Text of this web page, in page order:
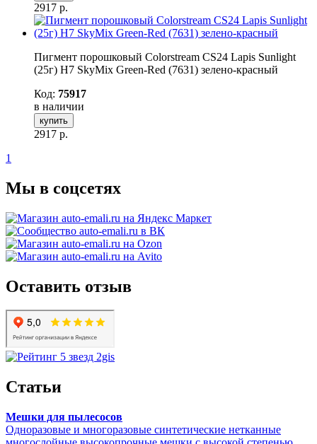
2917 р.
Пигмент порошковый Colorstream CS24 Lapis Sunlight
(25г) H7 SkyMix Green-Red (7631) зелено-красный
Код: 75917
в наличии
купить
2917 р.
1
Мы в соцсетях
Оставить отзыв
Статьи
Мешки для пылесосов
Одноразовые и многоразовые синтетические нетканные